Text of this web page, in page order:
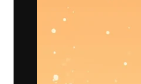
La
migliori lavori.
creativi,